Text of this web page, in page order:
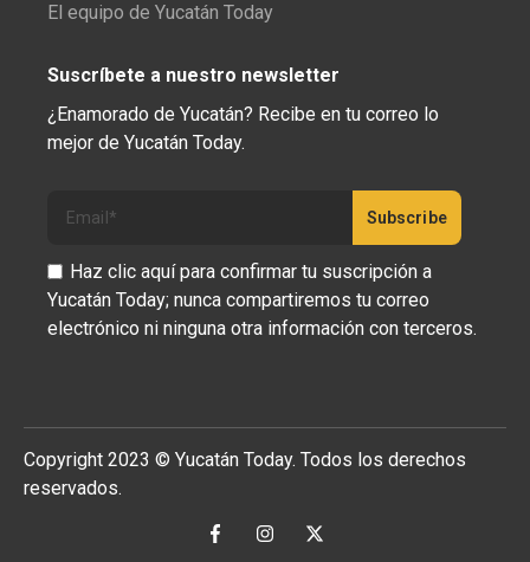
El equipo de Yucatán Today
Suscríbete a nuestro newsletter
¿Enamorado de Yucatán? Recibe en tu correo lo
mejor de Yucatán Today.
Haz clic aquí para confirmar tu suscripción a
Yucatán Today; nunca compartiremos tu correo
electrónico ni ninguna otra información con terceros.
Copyright 2023 © Yucatán Today. Todos los derechos
reservados.